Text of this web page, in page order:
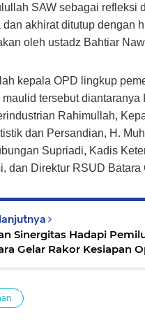
SAW sebagai refleksi
akhirat ditutup dengan
oleh ustadz Bahtiar
kepala OPD lingkup
maulid tersebut diantaranya
Rahimullah,
dan Persandian, H.
Supriadi, Kadis
dan Direktur RSUD Batara
Sinergitas Hadapi
Gelar Rakor Kesiapan